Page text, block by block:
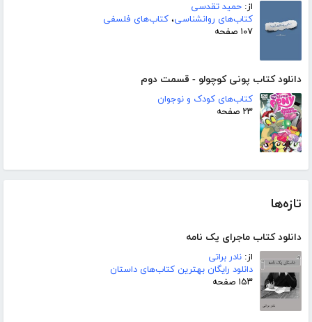
از: حمید تقدسی
کتاب‌های روانشناسی، کتاب‌های فلسفی
۱۰۷ صفحه
دانلود کتاب پونی کوچولو - قسمت دوم
کتاب‌های کودک و نوجوان
۲۳ صفحه
تازه‌ها
دانلود کتاب ماجرای یک نامه
از: نادر براتی
دانلود رایگان بهترین کتاب‌های داستان
۱۵۳ صفحه